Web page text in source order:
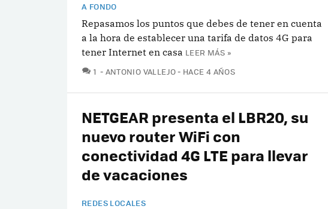
A FONDO
Repasamos los puntos que debes de tener en cuenta
a la hora de establecer una tarifa de datos 4G para
tener Internet en casa LEER MÁS »
1 COMENTARIOS
ANTONIO VALLEJO HACE 4 AÑOS
NETGEAR presenta el LBR20, su
nuevo router WiFi con
conectividad 4G LTE para llevar
de vacaciones
REDES LOCALES